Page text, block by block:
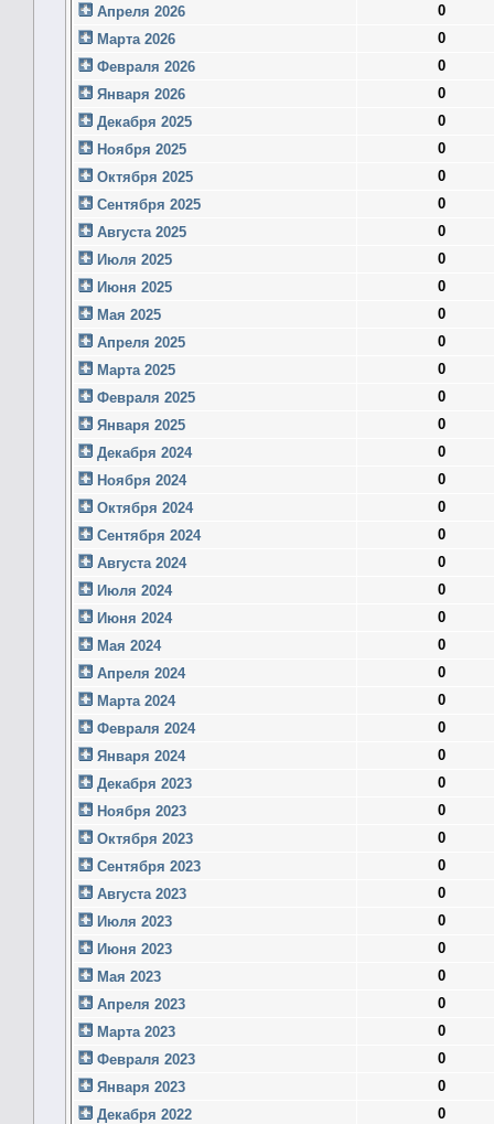
Апреля 2026
0
Марта 2026
0
Февраля 2026
0
Января 2026
0
Декабря 2025
0
Ноября 2025
0
Октября 2025
0
Сентября 2025
0
Августа 2025
0
Июля 2025
0
Июня 2025
0
Мая 2025
0
Апреля 2025
0
Марта 2025
0
Февраля 2025
0
Января 2025
0
Декабря 2024
0
Ноября 2024
0
Октября 2024
0
Сентября 2024
0
Августа 2024
0
Июля 2024
0
Июня 2024
0
Мая 2024
0
Апреля 2024
0
Марта 2024
0
Февраля 2024
0
Января 2024
0
Декабря 2023
0
Ноября 2023
0
Октября 2023
0
Сентября 2023
0
Августа 2023
0
Июля 2023
0
Июня 2023
0
Мая 2023
0
Апреля 2023
0
Марта 2023
0
Февраля 2023
0
Января 2023
0
Декабря 2022
0